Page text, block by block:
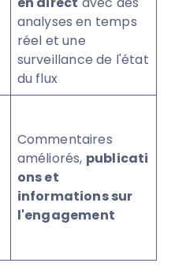
analyses en temps
réel et une
surveillance de l'état
du flux
Commentaires
améliorés, publicati
ons et
informations sur
l'engagement